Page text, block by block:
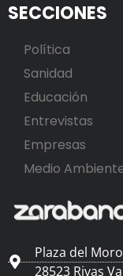
SECCIONES
Política
Sanidad
Educación
Entrevistas
Empresas
Medio
Plaza del
28523 Rivas